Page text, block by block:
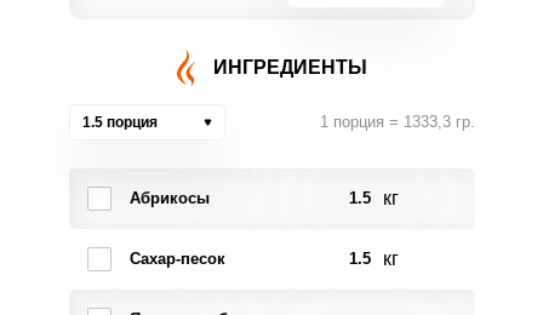
ИНГРЕДИЕНТЫ
1.5 порция 1 порция = 1333,3 гр.
Абрикосы 1.5 кг
Сахар-песок 1.5 кг